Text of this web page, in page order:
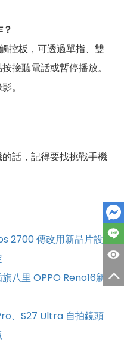
控板，可透過單指、雙
接聽電話或暫停播放。
。
話，記得要找挑戰手機
2700 傳改用新晶片設
八里 OPPO Reno16新
、S27 Ultra 自拍鏡頭